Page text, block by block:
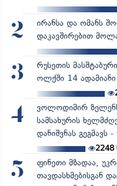
2
ირანსა და ომანს
დაკავშირებით
3
რუსეთის
ოლქში 14
4
ვოლოდიმირ
სამსახურის
დანიშვნას გეგმავს
2248
5
ფინეთი მზადაა,
თავდასხმებისგან